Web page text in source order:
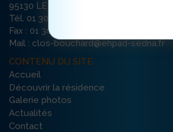
95130 LE PLESSIS-BOUCHARD
Tél. 01 30 72 72 72
Fax : 01 30 72 26 56
Mail : clos-bouchard@ehpad-sedna.fr
CONTENU DU SITE
Accueil
Découvrir la résidence
Galerie photos
Actualités
Contact